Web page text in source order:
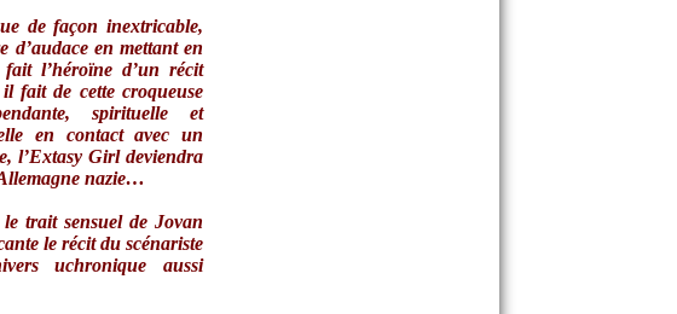
de façon inextricable,
d’audace en mettant en
l’héroïne d’un récit
fait de cette croqueuse
spirituelle et
en contact avec un
l’Extasy Girl deviendra
nazie…
trait sensuel de Jovan
le récit du scénariste
uchronique aussi